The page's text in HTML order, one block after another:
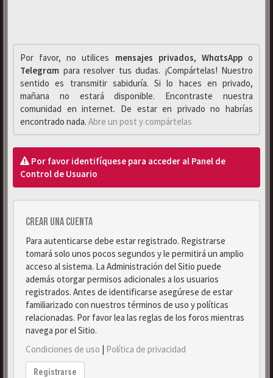
Por favor, no utilices mensajes privados, WhαtsAppo
Telegrαm para resolver tus dudas. ¡Compártelas! Nuestro
sentido es transmitir sabiduría. Si lo haces en privado,
mañana no estará disponible. Encontraste nuestra
comunidad en internet. De estar en privado no habrías
encontrado nada. Abre un post y compártelas
Por favor identifíquese para acceder al Panel de
Control de Usuario
Crear una cuenta
Para autenticarse debe estar registrado. Registrarse
tomará solo unos pocos segundos y le permitirá un amplio
acceso al sistema. La Administración del Sitio puede
además otorgar permisos adicionales a los usuarios
registrados. Antes de identificarse asegúrese de estar
familiarizado con nuestros términos de uso y políticas
relacionadas. Por favor lea las reglas de los foros mientras
navega por el Sitio.
Condiciones de uso | Política de privacidad
Registrarse